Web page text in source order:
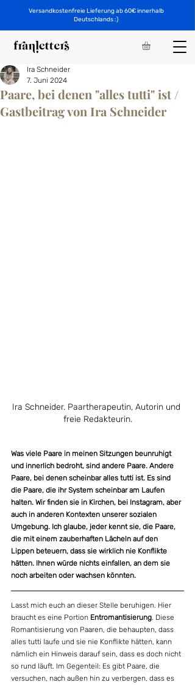
Versandkostenfreie Lieferung ab 60€ innerhalb
Deutschlands :)
Paare, bei denen "alles tutti" ist /
Gastbeitrag von Ira Schneider
Ira Schneider
7. Juni 2024
Ira Schneider. Paartherapeutin, Autorin und
freie Redakteurin.
Was viele Paare in meinen Sitzungen beunruhigt
und innerlich bedroht, sind andere Paare. Andere
Paare, bei denen scheinbar alles tutti ist. Es sind
die Paare, die ihr System scheinbar am Laufen
halten. Wir finden sie in Kirchen, bei Instagram, aber
auch in anderen Kontexten unserer sozialen
Umgebung. Ich glaube, jeder kennt sie, die Paare,
die mit einem zauberhaften Lächeln auf den
Lippen beteuern, dass sie wirklich nie Konflikte
hätten. Ihnen würde nichts einfallen, an dem sie
noch arbeiten oder wachsen könnten.
Lasst mich euch an dieser Stelle beruhigen. Hier
braucht es eine Portion Entromantisierung . Diese
Romantisierung von Paaren, die behaupten, dass
alles tutti laufe und sie nie Konflikte hätten, kann
nämlich ein Hinweis darauf sein, dass es doch nicht
so rund läuft. Im Gegenteil: Es gibt Paare, die
versuchen, nach außen hin zu verbergen, dass es